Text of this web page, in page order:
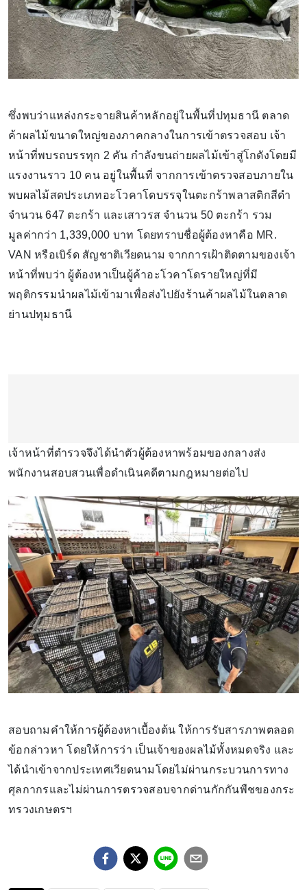
ซึ่งพบว่าแหล่งกระจายสินค้าหลักอยู่ในพื้นที่ปทุมธานี ตลาด
ค้าผลไม้ขนาดใหญ่ของภาคกลางในการเข้าตรวจสอบ เจ้า
หน้าที่พบรถบรรทุก 2 คัน กำลังขนถ่ายผลไม้เข้าสู่โกดังโดยมี
แรงงานราว 10 คน อยู่ในพื้นที่ จากการเข้าตรวจสอบภายใน
พบผลไม้สดประเภทอะโวคาโดบรรจุในตะกร้าพลาสติกสีดำ
จำนวน 647 ตะกร้า และเสาวรส จำนวน 50 ตะกร้า รวม
มูลค่ากว่า 1,339,000 บาท โดยทราบชื่อผู้ต้องหาคือ MR.
VAN หรือเบิร์ด สัญชาติเวียดนาม จากการเฝ้าติดตามของเจ้า
หน้าที่พบว่า ผู้ต้องหาเป็นผู้ค้าอะโวคาโดรายใหญ่ที่มี
พฤติกรรมนำผลไม้เข้ามาเพื่อส่งไปยังร้านค้าผลไม้ในตลาด
ย่านปทุมธานี
เจ้าหน้าที่ตำรวจจึงได้นำตัวผู้ต้องหาพร้อมของกลางส่ง
พนักงานสอบสวนเพื่อดำเนินคดีตามกฎหมายต่อไป
สอบถามคำให้การผู้ต้องหาเบื้องต้น ให้การรับสารภาพตลอด
ข้อกล่าวหา โดยให้การว่า เป็นเจ้าของผลไม้ทั้งหมดจริง และ
ได้นำเข้าจากประเทศเวียดนามโดยไม่ผ่านกระบวนการทาง
ศุลกากรและไม่ผ่านการตรวจสอบจากด่านกักกันพืชของกระ
ทรวงเกษตรฯ